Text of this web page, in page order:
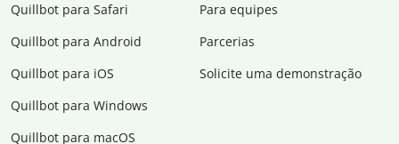
Quillbot para Safari
Quillbot para Android
Quillbot para iOS
Quillbot para Windows
Quillbot para macOS
Para equipes
Parcerias
Solicite uma demonstração